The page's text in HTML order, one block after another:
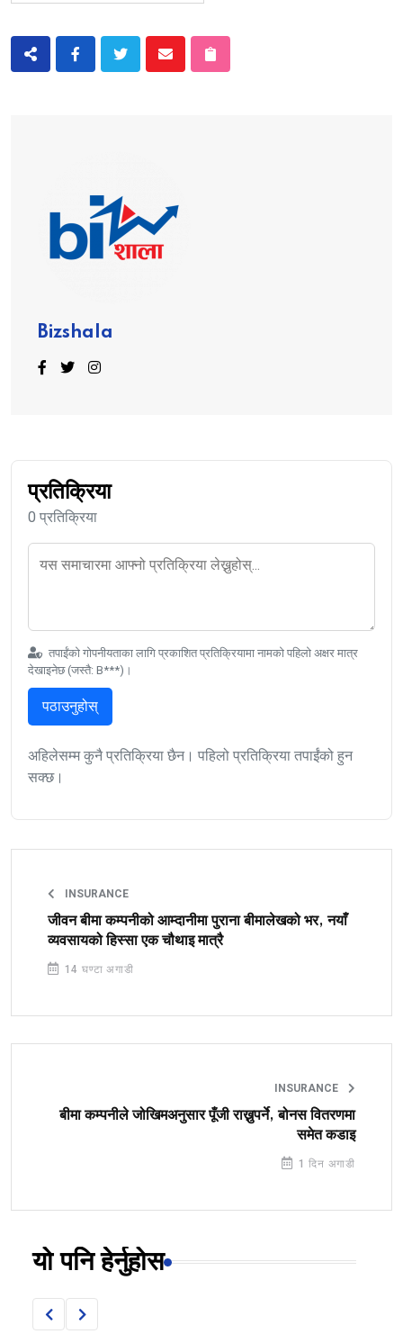
Bizshala
प्रतिक्रिया
0 प्रतिक्रिया
तपाईंको गोपनीयताका लागि प्रकाशित प्रतिक्रियामा नामको पहिलो अक्षर मात्र
देखाइनेछ (जस्तै: B***)।
पठाउनुहोस्
अहिलेसम्म कुनै प्रतिक्रिया छैन। पहिलो प्रतिक्रिया तपाईंको हुन
सक्छ।
INSURANCE
जीवन बीमा कम्पनीको आम्दानीमा पुराना बीमालेखको भर, नयाँ
व्यवसायको हिस्सा एक चौथाइ मात्रै
14 घण्टा अगाडी
INSURANCE
बीमा कम्पनीले जोखिमअनुसार पूँजी राख्नुपर्ने, बोनस वितरणमा
समेत कडाइ
1 दिन अगाडी
यो पनि हेर्नुहोस